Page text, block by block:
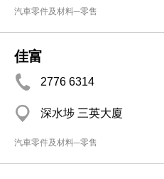
汽車零件及材料─零售
佳富
2776 6314
深水埗 三英大廈
汽車零件及材料─零售